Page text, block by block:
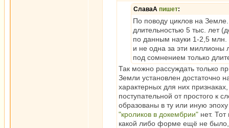
СлаваА пишет:
По поводу циклов на
длительностью 5 тыс. лет
по данным науки 1-2,5 млн.
и не одна за эти миллионы
под сомнением только
Так можно рассуждать только
Земли установлен достаточно
характерных для них
поступательной от простого к
образованы в ту или иную
"кроликов в докембрии" нет.
какой либо форме ещё не было,